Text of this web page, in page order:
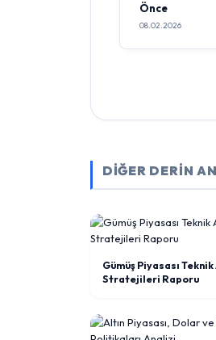
Önce
08.02.2026
DİĞER DERİN
Gümüş Piyasası
Stratejileri Raporu